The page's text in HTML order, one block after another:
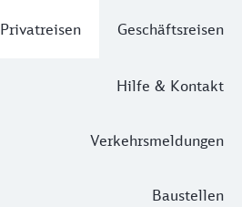
Privatreisen Geschäftsreisen
Hilfe & Kontakt
Verkehrsmeldungen
Baustellen